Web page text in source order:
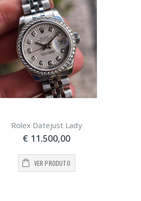
Rolex Datejust Lady
€ 11.500,00
VER PRODUTO